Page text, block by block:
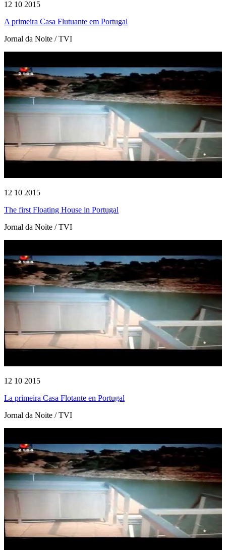
12 10 2015
A primeira Casa Flutuante em Portugal
Jornal da Noite / TVI
12 10 2015
The first Floating House in Portugal
Jornal da Noite / TVI
12 10 2015
La primeira Casa Flotante en Portugal
Jornal da Noite / TVI